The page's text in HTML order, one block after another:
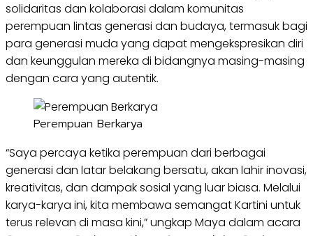
solidaritas dan kolaborasi dalam komunitas
perempuan lintas generasi dan budaya, termasuk bagi
para generasi muda yang dapat mengekspresikan diri
dan keunggulan mereka di bidangnya masing-masing
dengan cara yang autentik.
Perempuan Berkarya
“Saya percaya ketika perempuan dari berbagai
generasi dan latar belakang bersatu, akan lahir inovasi,
kreativitas, dan dampak sosial yang luar biasa. Melalui
karya-karya ini, kita membawa semangat Kartini untuk
terus relevan di masa kini,” ungkap Maya dalam acara